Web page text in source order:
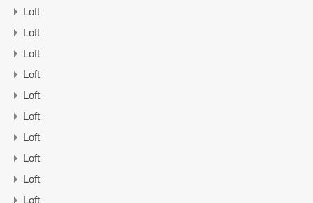
Loft
Loft
Loft
Loft
Loft
Loft
Loft
Loft
Loft
Loft